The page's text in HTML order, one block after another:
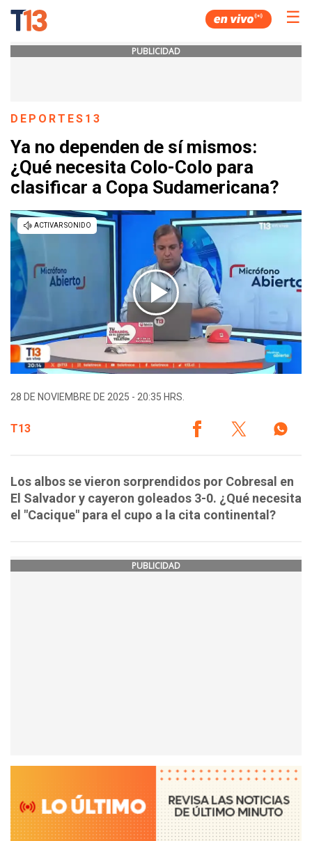
☰
PUBLICIDAD
DEPORTES13
Ya no dependen de sí mismos:
¿Qué necesita Colo-Colo para
clasificar a Copa Sudamericana?
28 DE NOVIEMBRE DE 2025 - 20:35 HRS.
T13
Los albos se vieron sorprendidos por Cobresal en
El Salvador y cayeron goleados 3-0. ¿Qué necesita
el "Cacique" para el cupo a la cita continental?
PUBLICIDAD